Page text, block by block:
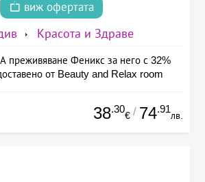
виж офертата
Красота и Здраве
преживяване Феникс за него с 32%
от Beauty and Relax room
38.30
€ / 74.91
лв.